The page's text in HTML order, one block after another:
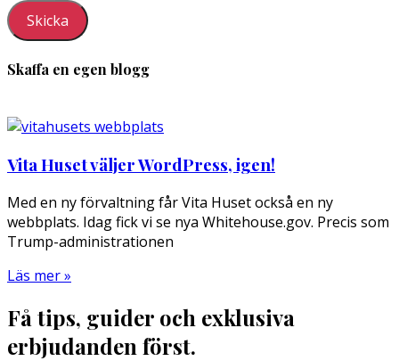
Skicka
Skaffa en egen blogg
Vita Huset väljer WordPress, igen!
Med en ny förvaltning får Vita Huset också en ny
webbplats. Idag fick vi se nya Whitehouse.gov. Precis som
Trump-administrationen
Läs mer »
Få tips, guider och exklusiva
erbjudanden först.